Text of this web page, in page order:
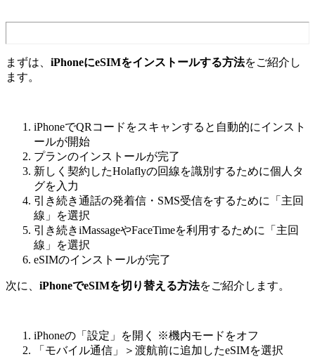
まずは、 iPhoneにeSIMをインストールする方法をご紹介し
ます。
iPhoneでQRコードをスキャンすると自動的にインスト
ールが開始
プランのインストールが完了
新しく契約したHolaflyの回線を識別するために個人タ
グを入力
引き続き通話の発着信・SMS受信をするために「主回
線」を選択
引き続きiMassageやFaceTimeを利用するために「主回
線」を選択
eSIMのインストールが完了
次に、 iPhoneでeSIMを切り替える方法をご紹介します。
iPhoneの「設定」を開く ※機内モードをオフ
「モバイル通信」＞渡航前に追加したeSIMを選択